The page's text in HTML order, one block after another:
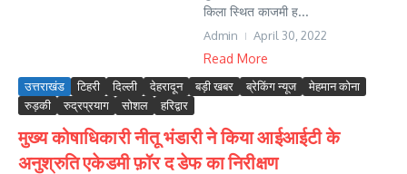
किला स्थित काजमी ह...
Admin April 30, 2022
Read More
उत्तराखंड टिहरी दिल्ली देहरादून बड़ी खबर ब्रेकिंग न्यूज
मेहमान कोना
रुड़की
रुद्रप्रयाग सोशल हरिद्वार
मुख्य कोषाधिकारी नीतू भंडारी ने किया आईआईटी के
अनुश्रुति एकेडमी फ़ॉर द डेफ का निरीक्षण